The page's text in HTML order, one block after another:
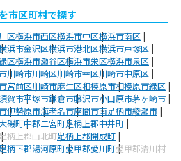
市区町村で探す
区横浜市西区横浜市中区横浜市南区
浜市金沢区横浜市港北区横浜市戸塚区
区横浜市瀬谷区横浜市栄区横浜市泉区
川崎市川崎区川崎市幸区川崎市中原区
宮前区川崎市麻生区相模原市相模原市緑区
賀市平塚市鎌倉市藤沢市小田原市茅ヶ崎市
伊勢原市海老名市座間市南足柄市綾瀬市
磯町中郡二宮町足柄上郡中井町
足柄上郡山北町足柄上郡開成町
足柄下郡湯河原町愛甲郡愛川町愛甲郡清川村